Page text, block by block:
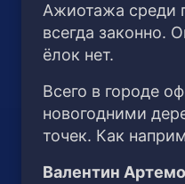
Ажиотажа среди
всегда законно.
ёлок нет.
Всего в городе
новогодними
точек. Как
Валентин